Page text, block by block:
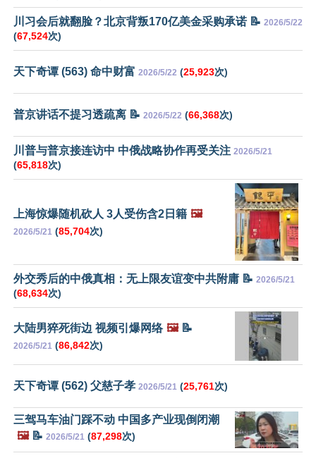
川习会后就翻脸？北京背叛170亿美金采购承诺 📝 2026/5/22
(67,524次)
天下奇谭 (563) 命中财富 2026/5/22 (25,923次)
普京讲话不提习透疏离 📝 2026/5/22 (66,368次)
川普与普京接连访中 中俄战略协作再受关注 2026/5/21
(65,818次)
上海惊爆随机砍人 3人受伤含2日籍 🖼️
2026/5/21 (85,704次)
外交秀后的中俄真相：无上限友谊变中共附庸 📝 2026/5/21
(68,634次)
大陆男猝死街边 视频引爆网络 🖼️📝
2026/5/21 (86,842次)
天下奇谭 (562) 父慈子孝 2026/5/21 (25,761次)
三驾马车油门踩不动 中国多产业现倒闭潮
🖼️📝 2026/5/21 (87,298次)